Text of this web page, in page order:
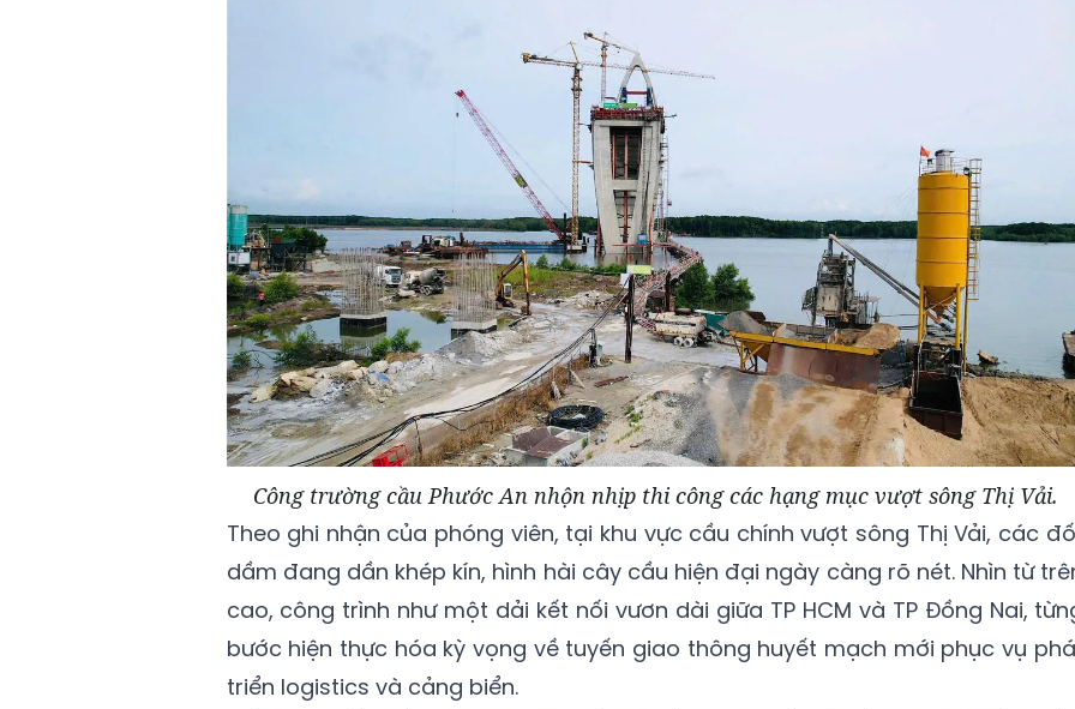
Công trường cầu Phước An nhộn nhịp thi công các hạng mục vượt sông Thị Vải.
Theo ghi nhận của phóng viên, tại khu vực cầu chính vượt sông Thị Vải, các
dầm đang dần khép kín, hình hài cây cầu hiện đại ngày càng rõ nét. Nhìn từ
cao, công trình như một dải kết nối vươn dài giữa TP HCM và TP Đồng Nai,
bước hiện thực hóa kỳ vọng về tuyến giao thông huyết mạch mới phục vụ
triển logistics và cảng biển.